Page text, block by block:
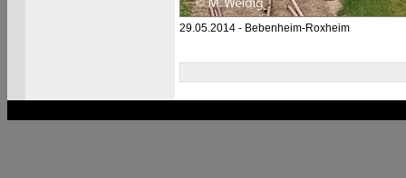
29.05.2014 - Bebenheim-Roxheim